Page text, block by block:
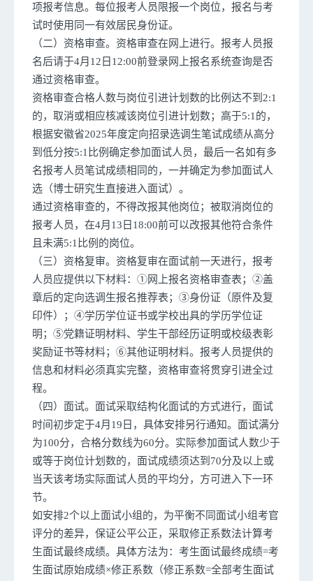
项报考信息。每位报考人员限报一个岗位，报名与考
试时使用同一有效居民身份证。
（二）资格审查。资格审查在网上进行。报考人员报
名后请于4月12日12:00前登录网上报名系统查询是否
通过资格审查。
资格审查合格人数与岗位引进计划数的比例达不到2:1
的，取消或相应核减该岗位引进计划数；高于5:1的，
根据安徽省2025年度定向招录选调生笔试成绩从高分
到低分按5:1比例确定参加面试人员，最后一名如有多
名报考人员笔试成绩相同的，一并确定为参加面试人
选（博士研究生直接进入面试）。
通过资格审查的，不得改报其他岗位；被取消岗位的
报考人员，在4月13日18:00前可以改报其他符合条件
且未满5:1比例的岗位。
（三）资格复审。资格复审在面试前一天进行，报考
人员应提供以下材料：①网上报名资格审查表；②盖
章后的定向选调生报名推荐表；③身份证（原件及复
印件）；④学历学位证书或学校出具的学历学位证
明；⑤党籍证明材料、学生干部经历证明或校级表彰
奖励证书等材料；⑥其他证明材料。报考人员提供的
信息和材料必须真实完整，资格审查将贯穿引进全过
程。
（四）面试。面试采取结构化面试的方式进行，面试
时间初步定于4月19日，具体安排另行通知。面试满分
为100分，合格分数线为60分。实际参加面试人数少于
或等于岗位计划数的，面试成绩须达到70分及以上或
当天该考场实际面试人员的平均分，方可进入下一环
节。
如安排2个以上面试小组的，为平衡不同面试小组考官
评分的差异，保证公平公正，采取修正系数法计算考
生面试最终成绩。具体方法为：考生面试最终成绩=考
生面试原始成绩×修正系数（修正系数=全部考生面试